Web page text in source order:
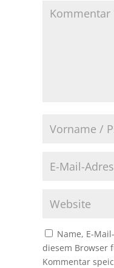
Name, E-
diesem Browser
Kommentar